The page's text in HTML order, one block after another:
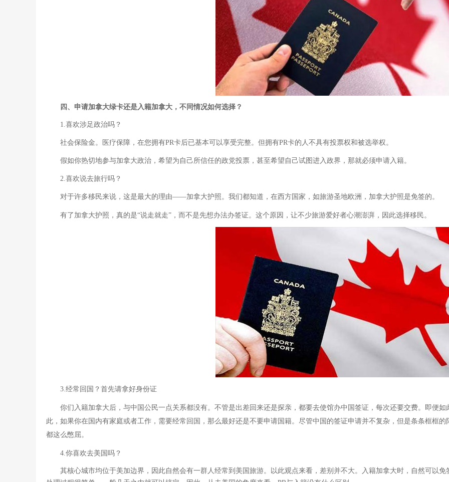
四、申请加拿大绿卡还是入籍加拿大，不同情况如何选择？
1.喜欢涉足政治吗？
社会保险金。医疗保障，在您拥有PR卡后已基本可以享受完整。但拥有PR卡的人不具有投票权和被选举权。
假如你热切地参与加拿大政治，希望为自己所信任的政党投票，甚至希望自己试图进入政界，那就必须申请入籍。
2.喜欢说去旅行吗？
对于许多移民来说，这是最大的理由——加拿大护照。我们都知道，在西方国家，如旅游圣地欧洲，加拿大护照是免签的。
有了加拿大护照，真的是“说走就走”，而不是先想办法办签证。这个原因，让不少旅游爱好者心潮澎湃，因此选择移民。
3.经常回国？首先请拿好身份证
你们入籍加拿大后，与中国公民一点关系都没有。不管是出差回来还是探亲，都要去使馆办中国签证，每次还要交费。即便
此，如果你在国内有家庭或者工作，需要经常回国，那么最好还是不要申请国籍。尽管中国的签证申请并不复杂，但是条条框框
都这么憋屈。
4.你喜欢去美国吗？
其核心城市均位于美加边界，因此自然会有一群人经常到美国旅游。以此观点来看，差别并不大。入籍加拿大时，自然可以